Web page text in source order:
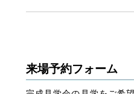
来場予約フォーム